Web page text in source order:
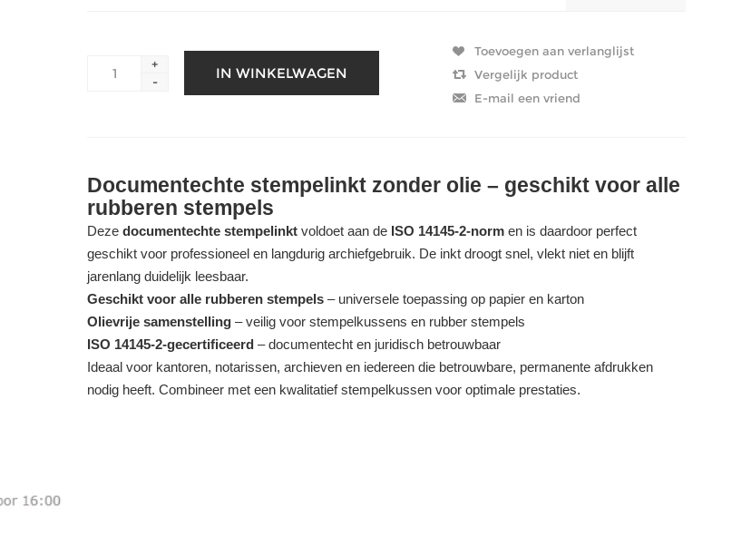
+
-
Documentechte stempelinkt zonder olie – geschikt voor alle
rubberen stempels
Deze documentechte stempelinkt voldoet aan de ISO 14145-2-norm en is daardoor perfect
geschikt voor professioneel en langdurig archiefgebruik. De inkt droogt snel, vlekt niet en blijft
jarenlang duidelijk leesbaar.
Geschikt voor alle rubberen stempels – universele toepassing op papier en karton
Olievrije samenstelling – veilig voor stempelkussens en rubber stempels
ISO 14145-2-gecertificeerd – documentecht en juridisch betrouwbaar
Ideaal voor kantoren, notarissen, archieven en iedereen die betrouwbare, permanente afdrukken
nodig heeft. Combineer met een kwalitatief stempelkussen voor optimale prestaties.